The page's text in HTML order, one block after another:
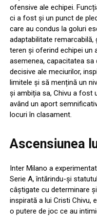
ofensive ale echipei.
ci a fost și un punct de
care au condus la goluri
adaptabilitate remarcabilă,
teren și oferind echipei un
asemenea, capacitatea
decisive ale meciurilor,
limitele și să mențină un
și ambiția sa, Chivu a fost
având un aport
locuri în clasament.
Ascensiunea
Inter Milano a
Serie A, întărindu-și
câștigate cu determinare
inspirată a lui Cristi Chivu,
o putere de joc ce au